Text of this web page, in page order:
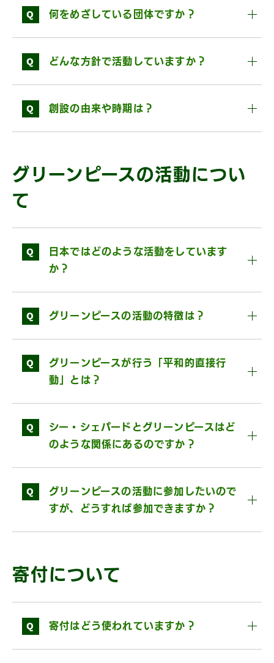
Q 何をめざしている団体ですか？
Q どんな方針で活動していますか？
Q 創設の由来や時期は？
グリーンピースの活動につい
て
Q
日本ではどのような活動をしています
か？
Q グリーンピースの活動の特徴は？
Q
グリーンピースが行う「平和的直接行
動」とは？
Q
シー・シェパードとグリーンピースはど
のような関係にあるのですか？
Q
グリーンピースの活動に参加したいので
すが、どうすれば参加できますか？
寄付について
Q 寄付はどう使われていますか？